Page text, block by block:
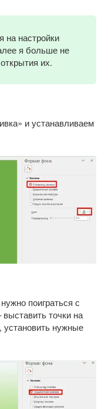
на настройки
я больше не
их.
и устанавливаем
поиграться с
точки на
установить нужные